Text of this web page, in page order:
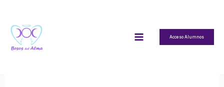
contenido
Acceso Alumnos